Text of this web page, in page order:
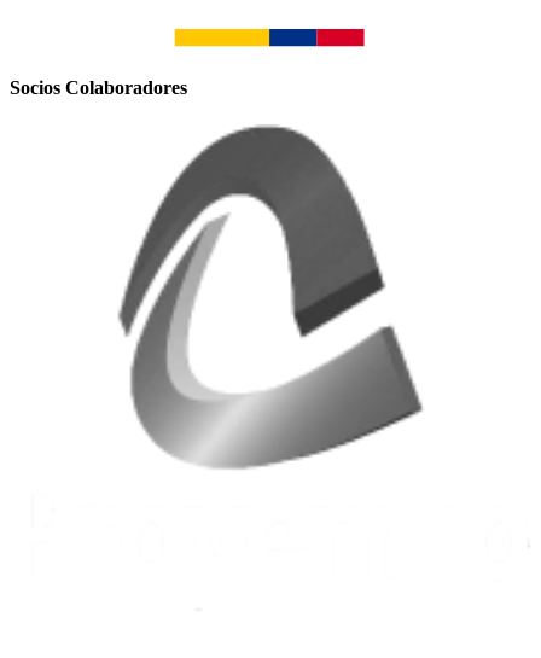
Socios Colaboradores